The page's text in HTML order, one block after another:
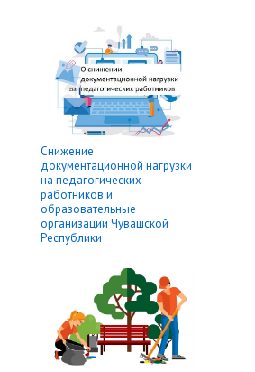
Снижение
документационной нагрузки
на педагогических
работников и
образовательные
организации Чувашской
Республики